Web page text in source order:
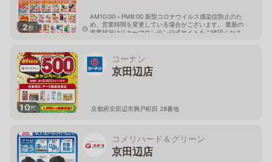
2枚
AM10:00～PM8:00 新型コロナウイルス感染症防止のた
め、営業時間を変更している場合がございます。 最新の
営業状況はリカーマウンテン公式サイトをご確認くださ
10枚
コーナン
京田辺店
京都府京田辺市興戸町田 28番地
コメリハード＆グリーン
京田辺店